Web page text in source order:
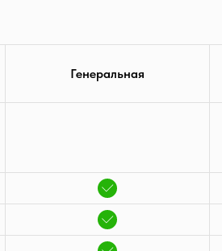
Генеральная